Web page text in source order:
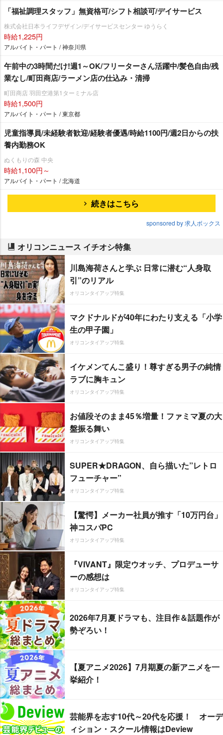
「福祉調理スタッフ」無資格可/シフト相談可/デイサービス
株式会社日本ライフデザイン/デイサービスセンター ゆうらく
時給1,225円
アルバイト・パート / 神奈川県
午前中の3時間だけ!週1～OK/フリーターさん活躍中/髪色自由/残
業なし/町田商店/ラーメン店の仕込み・清掃
町田商店 羽田空港第1ターミナル店
時給1,500円
アルバイト・パート / 東京都
児童指導員/未経験者歓迎/経験者優遇/時給1100円/週2日からの扶
養内勤務OK
ぬくもりの森 中央
時給1,100円～
アルバイト・パート / 北海道
続きはこちら
sponsored by 求人ボックス
オリコンニュース イチオシ特集
川島海荷さんと学ぶ 日常に潜む“人身取
引”のリアル
オリコンタイアップ特集
マクドナルドが40年にわたり支える「小学
生の甲子園」
オリコンタイアップ特集
イケメンてんこ盛り！尊すぎる男子の純情
ラブに胸キュン
オリコンタイアップ特集
お値段そのまま45％増量！ファミマ夏の大
盤振る舞い
オリコンタイアップ特集
SUPER★DRAGON、自ら描いた”レトロ
フューチャー”
オリコンタイアップ特集
【驚愕】メーカー社員が推す「10万円台」
神コスパPC
オリコンタイアップ特集
『VIVANT』限定ウオッチ、プロデューサ
ーの感想は
オリコンタイアップ特集
2026年7月夏ドラマも、注目作＆話題作が
勢ぞろい！
【夏アニメ2026】7月期夏の新アニメを一
挙紹介！
芸能界を志す10代～20代を応援！ オーデ
ィション・スクール情報はDeview